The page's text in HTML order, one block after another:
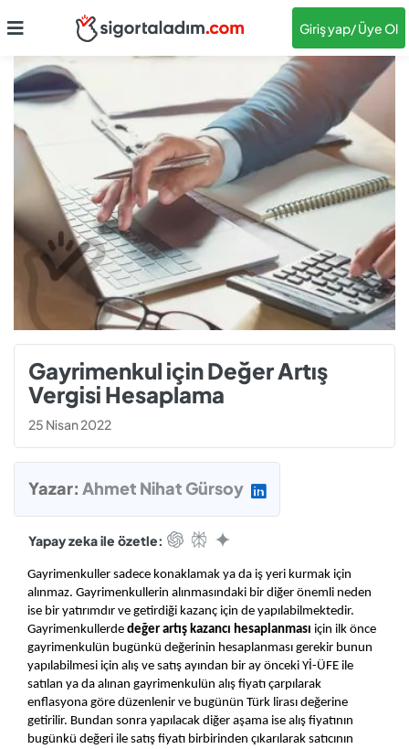
Giriş yap/ Üye Ol
Gayrimenkul için Değer Artış
Vergisi Hesaplama
25 Nisan 2022
Yazar: Ahmet Nihat Gürsoy
Yapay zeka ile özetle:
Gayrimenkuller sadece konaklamak ya da iş yeri kurmak için
alınmaz. Gayrimenkullerin alınmasındaki bir diğer önemli neden
ise bir yatırımdır ve getirdiği kazanç için de yapılabilmektedir.
Gayrimenkullerde değer artış kazancı hesaplanması için ilk önce
gayrimenkulün bugünkü değerinin hesaplanması gerekir bunun
yapılabilmesi için alış ve satış ayından bir ay önceki Yİ-ÜFE ile
satılan ya da alınan gayrimenkulün alış fiyatı çarpılarak
enflasyona göre düzenlenir ve bugünün Türk lirası değerine
getirilir. Bundan sonra yapılacak diğer aşama ise alış fiyatının
bugünkü değeri ile satış fiyatı birbirinden çıkarılarak satıcının